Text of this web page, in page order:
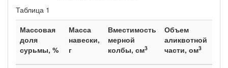
Таблица 1
Массовая
доля
сурьмы, %
Масса
навески,
г
Вместимость
мерной
колбы, см3
Объем
аликвотной
части, ом3